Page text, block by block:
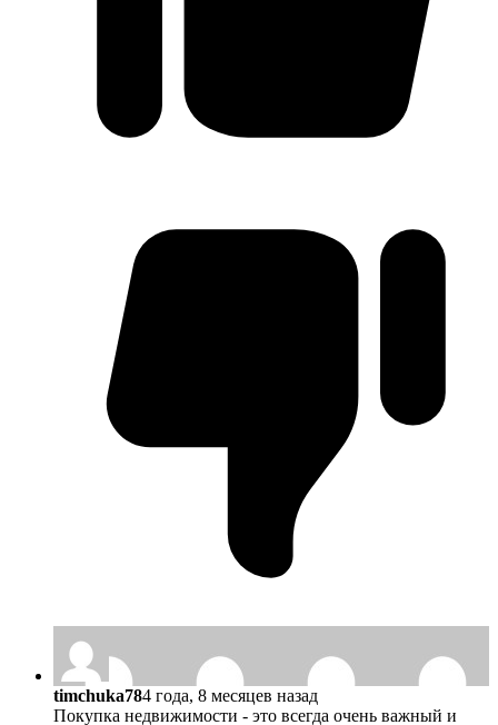
timchuka784 года, 8 месяцев назад
Покупка недвижимости - это всегда очень важный и